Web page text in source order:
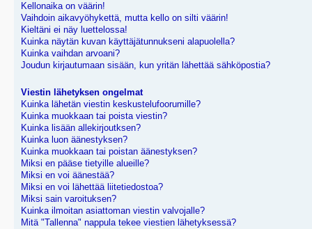
Kellonaika on väärin!
Vaihdoin aikavyöhykettä, mutta kello on silti väärin!
Kieltäni ei näy luettelossa!
Kuinka näytän kuvan käyttäjätunnukseni alapuolella?
Kuinka vaihdan arvoani?
Joudun kirjautumaan sisään, kun yritän lähettää sähköpostia?
Viestin lähetyksen ongelmat
Kuinka lähetän viestin keskustelufoorumille?
Kuinka muokkaan tai poista viestin?
Kuinka lisään allekirjoutksen?
Kuinka luon äänestyksen?
Kuinka muokkaan tai poistan äänestyksen?
Miksi en pääse tietyille alueille?
Miksi en voi äänestää?
Miksi en voi lähettää liitetiedostoa?
Miksi sain varoituksen?
Kuinka ilmoitan asiattoman viestin valvojalle?
Mitä "Tallenna" nappula tekee viestien lähetyksessä?